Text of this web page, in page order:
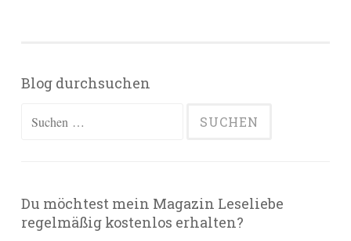
Blog durchsuchen
Suchen
Du möchtest mein Magazin Leseliebe
regelmäßig kostenlos erhalten?